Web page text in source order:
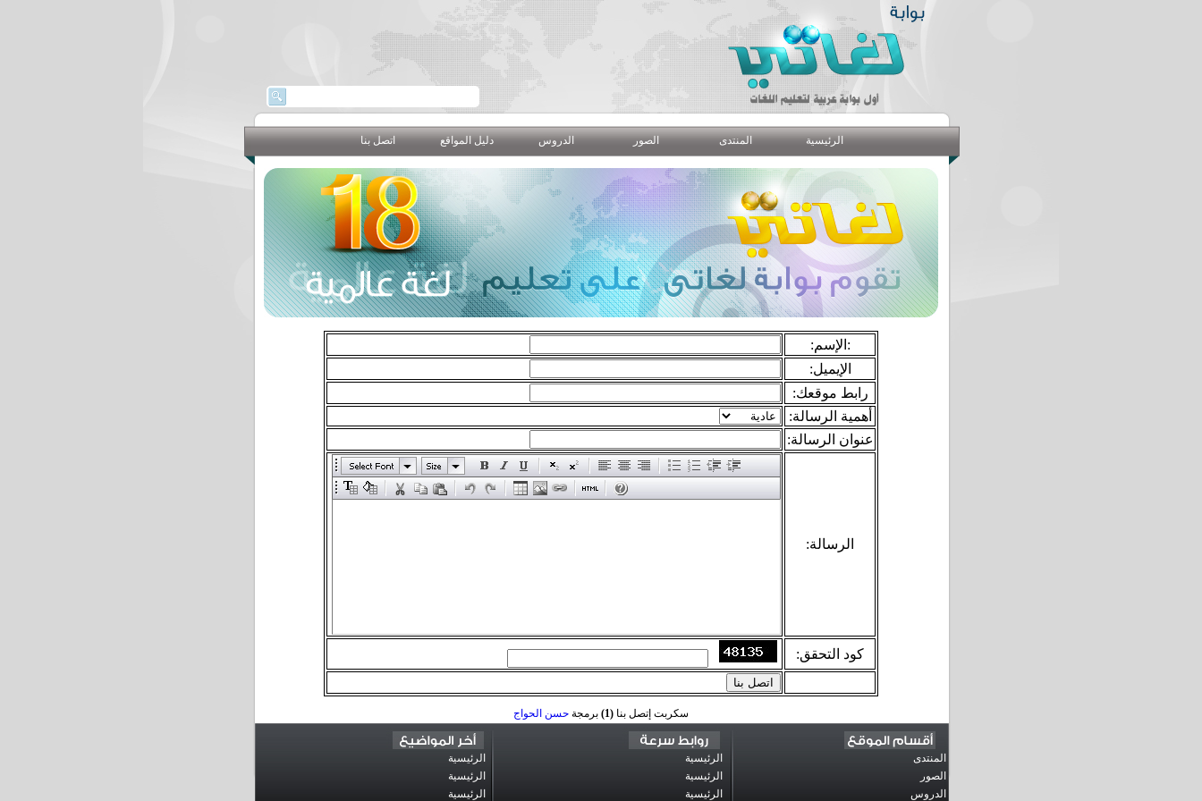
الرئيسية المنتدى الصور الدروس دليل المواقع اتصل بنا
:الإسم:
:الإيميل
:رابط موقعك
:أهمية الرسالة
:عنوان الرسالة
:الرسالة
:كود التحقق
سكربت إتصل بنا (1) برمجة حسن الحواج
المنتدى
الصور
الدروس
الرئيسية
الرئيسية
الرئيسية
الرئيسية
الرئيسية
الرئيسية